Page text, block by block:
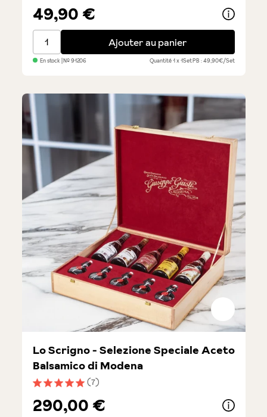
Note moyenne de 5 sur 5 étoiles
49,90 €
Azzurro - coffret cadeauAjouter au panier
En stock | №91206 Quantité1 x 1SetPB : 49,90€/Set
Note moyenne de 5 sur 5 étoiles
(7)
Lo Scrigno - Selezione Speciale Aceto
Balsamico di Modena
290,00 €